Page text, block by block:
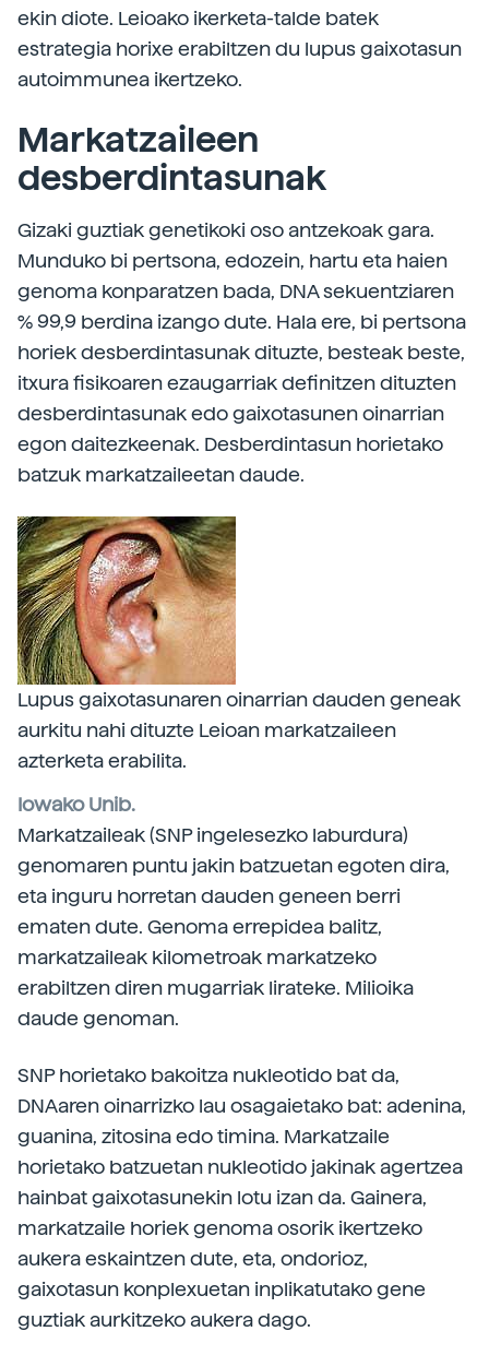
ekin diote. Leioako ikerketa-talde batek
estrategia horixe erabiltzen du lupus gaixotasun
autoimmunea ikertzeko.
Markatzaileen
desberdintasunak
Gizaki guztiak genetikoki oso antzekoak gara.
Munduko bi pertsona, edozein, hartu eta haien
genoma konparatzen bada, DNA sekuentziaren
% 99,9 berdina izango dute. Hala ere, bi pertsona
horiek desberdintasunak dituzte, besteak beste,
itxura fisikoaren ezaugarriak definitzen dituzten
desberdintasunak edo gaixotasunen oinarrian
egon daitezkeenak. Desberdintasun horietako
batzuk markatzaileetan daude.
Lupus gaixotasunaren oinarrian dauden geneak
aurkitu nahi dituzte Leioan markatzaileen
azterketa erabilita.
Iowako Unib.
Markatzaileak (SNP ingelesezko laburdura)
genomaren puntu jakin batzuetan egoten dira,
eta inguru horretan dauden geneen berri
ematen dute. Genoma errepidea balitz,
markatzaileak kilometroak markatzeko
erabiltzen diren mugarriak lirateke. Milioika
daude genoman.
SNP horietako bakoitza nukleotido bat da,
DNAaren oinarrizko lau osagaietako bat: adenina,
guanina, zitosina edo timina. Markatzaile
horietako batzuetan nukleotido jakinak agertzea
hainbat gaixotasunekin lotu izan da. Gainera,
markatzaile horiek genoma osorik ikertzeko
aukera eskaintzen dute, eta, ondorioz,
gaixotasun konplexuetan inplikatutako gene
guztiak aurkitzeko aukera dago.